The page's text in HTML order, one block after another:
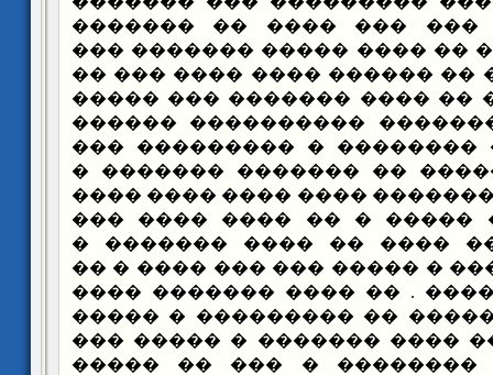
������� ����� ��� ���
����� � ��� ���� �� ����
����� ��� ����� �� ������
���� �� � ��� �� �� ����
���������� ���������
��� �� ������� ��������
������� ���� ����� ��
���� �� ��� ��� �������
��� ���� ����� ����� �
���� ������ ��� ���� ��
�������� ��� ���� � �����
���� ������� ����� . ��
������ ��� �������� ��
��� �� ���� ���� ����
����� �� ���� ��������